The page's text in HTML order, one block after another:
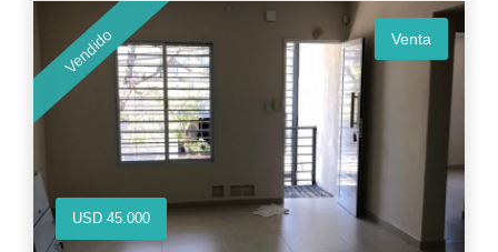
Vendido Venta
USD 45.000